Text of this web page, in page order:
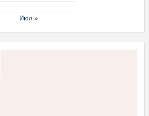
Июл »